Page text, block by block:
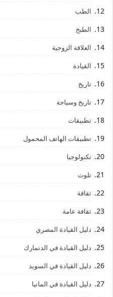
الطب
الطبخ
العلاقة الزوجية
القيادة
تاريخ
تاريخ وسياحة
تطبيقات
تطبيقات الهاتف المحمول
تكنولوجيا
تلوث
ثقافة
ثقافة عامة
دليل القيادة المصري
دليل القيادة في الدنمارك
دليل القيادة في السويد
دليل القيادة في المانيا